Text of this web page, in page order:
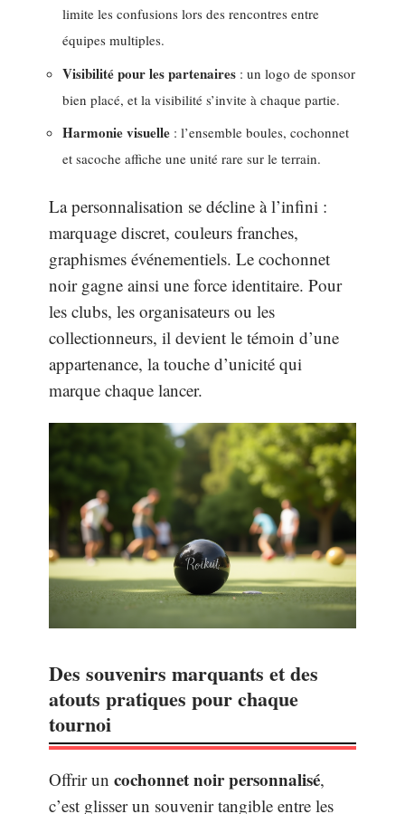
limite les confusions lors des rencontres entre
équipes multiples.
Visibilité pour les partenaires : un logo de sponsor
bien placé, et la visibilité s’invite à chaque partie.
Harmonie visuelle : l’ensemble boules, cochonnet
et sacoche affiche une unité rare sur le terrain.
La personnalisation se décline à l’infini :
marquage discret, couleurs franches,
graphismes événementiels. Le cochonnet
noir gagne ainsi une force identitaire. Pour
les clubs, les organisateurs ou les
collectionneurs, il devient le témoin d’une
appartenance, la touche d’unicité qui
marque chaque lancer.
Des souvenirs marquants et des
atouts pratiques pour chaque
tournoi
Offrir un cochonnet noir personnalisé,
c’est glisser un souvenir tangible entre les